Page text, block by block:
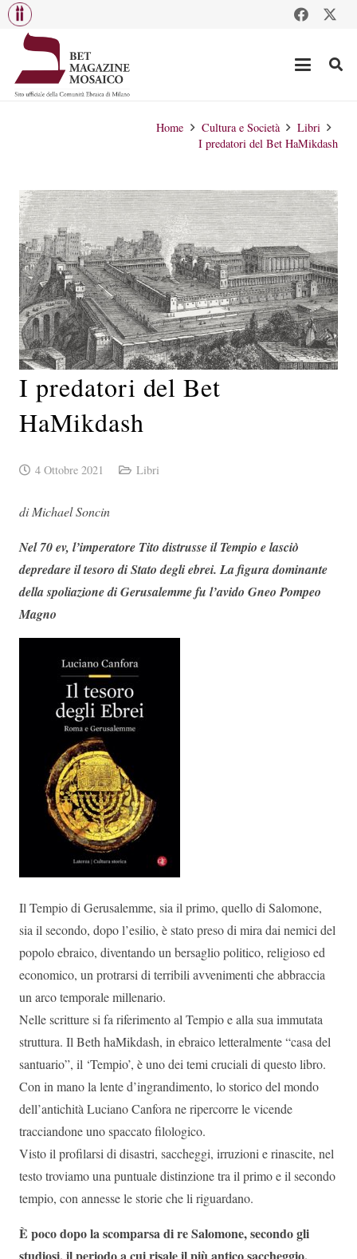
Home Cultura e Società
Libri
I predatori del Bet HaMikdash
I predatori del Bet
HaMikdash
4 Ottobre 2021 Libri
di Michael Soncin
Nel 70 ev, l’imperatore Tito distrusse il Tempio e lasciò
depredare il tesoro di Stato degli ebrei. La figura dominante
della spoliazione di Gerusalemme fu l’avido Gneo Pompeo
Magno
Il Tempio di Gerusalemme, sia il primo, quello di Salomone,
sia il secondo, dopo l’esilio, è stato preso di mira dai nemici del
popolo ebraico, diventando un bersaglio politico, religioso ed
economico, un protrarsi di terribili avvenimenti che abbraccia
un arco temporale millenario.
Nelle scritture si fa riferimento al Tempio e alla sua immutata
struttura. Il Beth haMikdash, in ebraico letteralmente “casa del
santuario”, il ‘Tempio’, è uno dei temi cruciali di questo libro.
Con in mano la lente d’ingrandimento, lo storico del mondo
dell’antichità Luciano Canfora ne ripercorre le vicende
tracciandone uno spaccato filologico.
Visto il profilarsi di disastri, saccheggi, irruzioni e rinascite, nel
testo troviamo una puntuale distinzione tra il primo e il secondo
tempio, con annesse le storie che li riguardano.
È poco dopo la scomparsa di re Salomone, secondo gli